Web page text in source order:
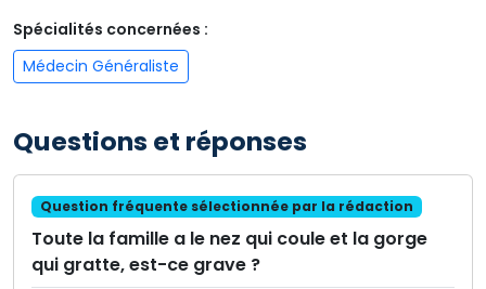
Spécialités concernées :
Médecin Généraliste
Questions et réponses
Question fréquente sélectionnée par la rédaction
Toute la famille a le nez qui coule et la gorge
qui gratte, est-ce grave ?